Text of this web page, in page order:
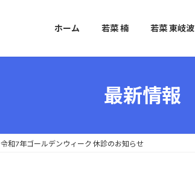
ホーム 若菜 楠 若菜 東岐波
最新情報
令和7年ゴールデンウィーク 休診のお知らせ